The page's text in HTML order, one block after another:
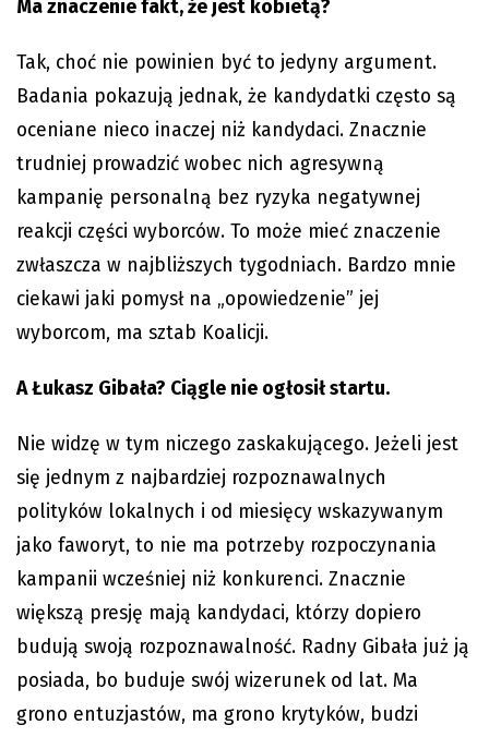
Ma znaczenie fakt, że jest kobietą?
Tak, choć nie powinien być to jedyny argument.
Badania pokazują jednak, że kandydatki często są
oceniane nieco inaczej niż kandydaci. Znacznie
trudniej prowadzić wobec nich agresywną
kampanię personalną bez ryzyka negatywnej
reakcji części wyborców. To może mieć znaczenie
zwłaszcza w najbliższych tygodniach. Bardzo mnie
ciekawi jaki pomysł na „opowiedzenie” jej
wyborcom, ma sztab Koalicji.
A Łukasz Gibała? Ciągle nie ogłosił startu.
Nie widzę w tym niczego zaskakującego. Jeżeli jest
się jednym z najbardziej rozpoznawalnych
polityków lokalnych i od miesięcy wskazywanym
jako faworyt, to nie ma potrzeby rozpoczynania
kampanii wcześniej niż konkurenci. Znacznie
większą presję mają kandydaci, którzy dopiero
budują swoją rozpoznawalność. Radny Gibała już ją
posiada, bo buduje swój wizerunek od lat. Ma
grono entuzjastów, ma grono krytyków, budzi